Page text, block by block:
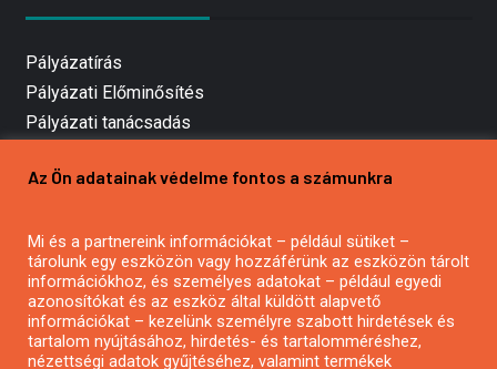
Pályázatírás
Pályázati Előminősítés
Pályázati tanácsadás
Mezőgazdasági pályázatírás
Pályázatírás civil szervezeteknek
Pályázatírás önkormányzatoknak
Pályázatfigyelés
Specifikus pályázatfigyelés vagy hírlevél
Az Ön adatainak védelme fontos a számunkra
Mi és a partnereink információkat – például sütiket –
tárolunk egy eszközön vagy hozzáférünk az eszközön tárolt
információkhoz, és személyes adatokat – például egyedi
azonosítókat és az eszköz által küldött alapvető
információkat – kezelünk személyre szabott hirdetések és
tartalom nyújtásához, hirdetés- és tartalomméréshez,
nézettségi adatok gyűjtéséhez, valamint termékek